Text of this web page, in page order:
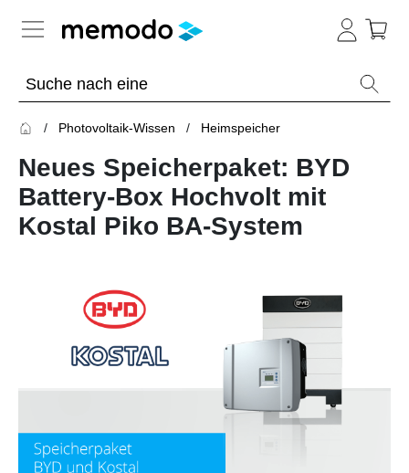
Übersicht
Live
Webinare
Webinare
Webinare
Memodos
Webinare
Übersicht
Photovoltaik-Wissen
Übersicht
Module
Unterkonstruktionen
Photovoltaik-Wissen Heimspeicher
Neues Speicherpaket: BYD
Battery-Box Hochvolt mit
Kostal Piko BA-System